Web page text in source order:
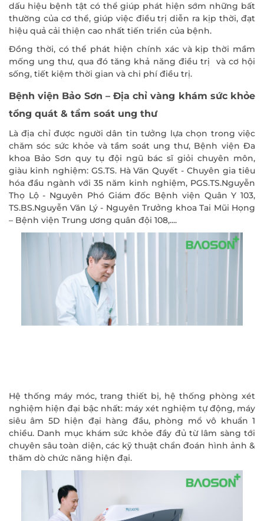
ĐĂNG KÝ KHÁM
dấu hiệu bệnh tật có thể giúp phát hiện sớm những bất
thường của cơ thể, giúp việc điều trị diễn ra kịp thời, đạt
hiệu quả cải thiện cao nhất tiến triển của bệnh.
Đồng thời, có thể phát hiện chính xác và kịp thời mầm
mống ung thư, qua đó tăng khả năng điều trị và cơ hội
sống, tiết kiệm thời gian và chi phí điều trị.
Bệnh viện Bảo Sơn – Địa chỉ vàng khám sức khỏe
tổng quát & tầm soát ung thư
Là địa chỉ được người dân tin tưởng lựa chọn trong việc
chăm sóc sức khỏe và tầm soát ung thư, Bệnh viện Đa
khoa Bảo Sơn quy tụ đội ngũ bác sĩ giỏi chuyên môn,
giàu kinh nghiệm: GS.TS. Hà Văn Quyết - Chuyên gia tiêu
hóa đầu ngành với 35 năm kinh nghiệm, PGS.TS.Nguyễn
Thọ Lộ - Nguyên Phó Giám đốc Bệnh viện Quân Y 103,
TS.BS.Nguyễn Văn Lý - Nguyên Trưởng khoa Tai Mũi Họng
– Bệnh viện Trung ương quân đội 108,....
Hệ thống máy móc, trang thiết bị, hệ thống phòng xét
nghiệm hiện đại bậc nhất: máy xét nghiệm tự động, máy
siêu âm 5D hiện đại hàng đầu, phòng mổ vô khuẩn 1
chiều. Danh mục khám sức khỏe đầy đủ từ lâm sàng tới
chuyên sâu toàn diện, các kỹ thuật chẩn đoán hình ảnh &
thăm dò chức năng hiện đại.